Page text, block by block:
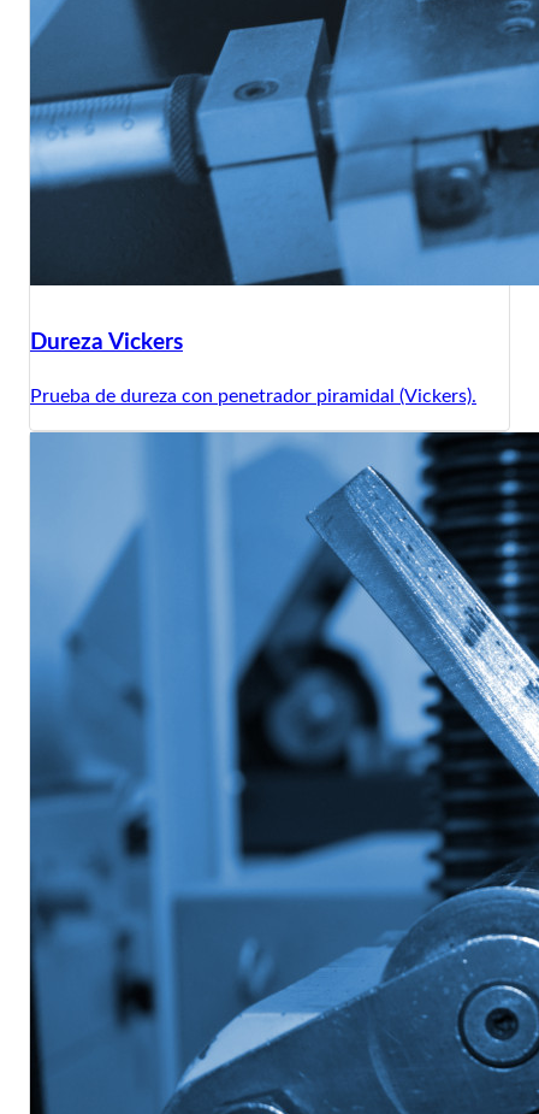
Dureza Vickers
Prueba de dureza con penetrador piramidal (Vickers).